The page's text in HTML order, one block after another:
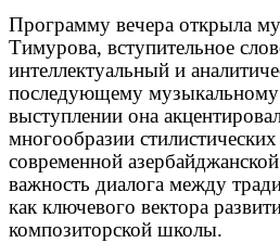
Программу вечера открыла
Тимурова, вступительное
интеллектуальный и
последующему
выступлении она
многообразии
современной
важность диалога между
как ключевого вектора
композиторской школы.